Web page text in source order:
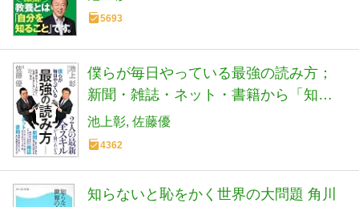
5693
僕らが毎日やっている最強の読み方；
新聞・雑誌・ネット・書籍から「知識
と教養」を身につける70の極意
池上彰 佐藤優
4362
知らないと恥をかく世界の大問題 角川